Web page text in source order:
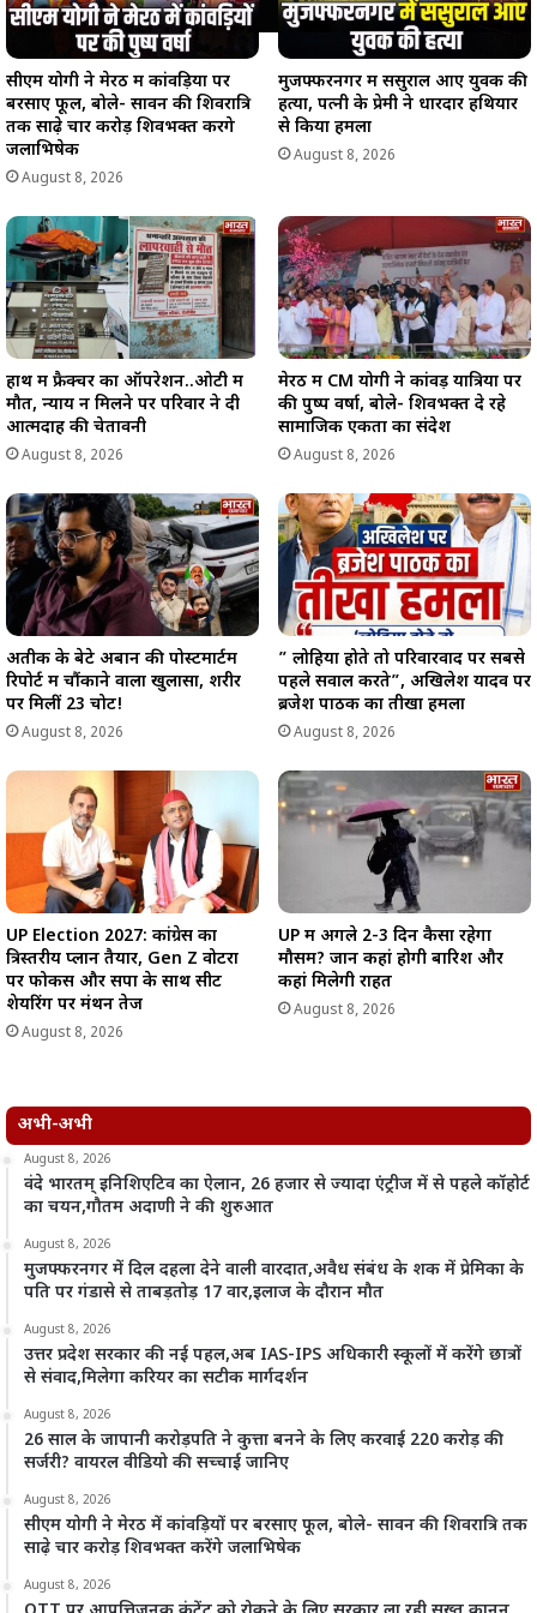
सीएम योगी ने मेरठ में कांवड़ियों पर
बरसाए फूल, बोले- सावन की शिवरात्रि
तक साढ़े चार करोड़ शिवभक्त करेंगे
जलाभिषेक
August 8, 2026
मुजफ्फरनगर में ससुराल आए युवक की
हत्या, पत्नी के प्रेमी ने धारदार हथियार
से किया हमला
August 8, 2026
हाथ में फ्रैक्चर का ऑपरेशन..ओटी में
मौत, न्याय न मिलने पर परिवार ने दी
आत्मदाह की चेतावनी
August 8, 2026
मेरठ में CM योगी ने कांवड़ यात्रियों पर
की पुष्प वर्षा, बोले- शिवभक्त दे रहे
सामाजिक एकता का संदेश
August 8, 2026
अतीक के बेटे अबान की पोस्टमार्टम
रिपोर्ट में चौंकाने वाला खुलासा, शरीर
पर मिलीं 23 चोटें!
August 8, 2026
” लोहिया होते तो परिवारवाद पर सबसे
पहले सवाल करते”, अखिलेश यादव पर
ब्रजेश पाठक का तीखा हमला
August 8, 2026
UP Election 2027: कांग्रेस का
त्रिस्तरीय प्लान तैयार, Gen Z वोटरों
पर फोकस और सपा के साथ सीट
शेयरिंग पर मंथन तेज
August 8, 2026
UP में अगले 2-3 दिन कैसा रहेगा
मौसम? जानें कहां होगी बारिश और
कहां मिलेगी राहत
August 8, 2026
अभी-अभी
August 8, 2026
वंदे भारतम् इनिशिएटिव का ऐलान, 26 हजार से ज्यादा एंट्रीज में से पहले कॉहोर्ट
का चयन,गौतम अदाणी ने की शुरुआत
August 8, 2026
मुजफ्फरनगर में दिल दहला देने वाली वारदात,अवैध संबंध के शक में प्रेमिका के
पति पर गंडासे से ताबड़तोड़ 17 वार,इलाज के दौरान मौत
August 8, 2026
उत्तर प्रदेश सरकार की नई पहल,अब IAS-IPS अधिकारी स्कूलों में करेंगे छात्रों
से संवाद,मिलेगा करियर का सटीक मार्गदर्शन
August 8, 2026
26 साल के जापानी करोड़पति ने कुत्ता बनने के लिए करवाई 220 करोड़ की
सर्जरी? वायरल वीडियो की सच्चाई जानिए
August 8, 2026
सीएम योगी ने मेरठ में कांवड़ियों पर बरसाए फूल, बोले- सावन की शिवरात्रि तक
साढ़े चार करोड़ शिवभक्त करेंगे जलाभिषेक
August 8, 2026